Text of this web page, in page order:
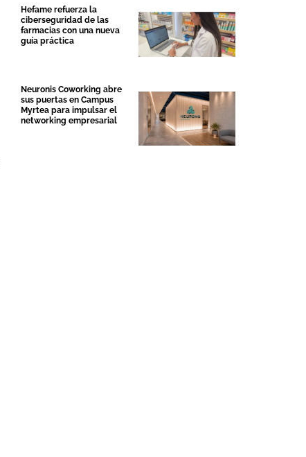
Hefame refuerza la
ciberseguridad de las
farmacias con una nueva
guía práctica
Neuronis Coworking abre
sus puertas en Campus
Myrtea para impulsar el
networking empresarial